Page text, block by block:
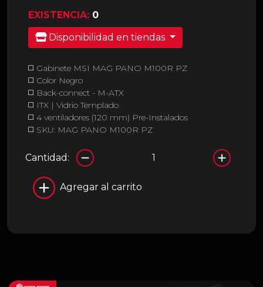
EXISTENCIA: 0
Disponibilidad en tiendas
◻️ Gabinete MSI MAG PANO M100R PZ
◻️ Color Negro
◻️ Back-connect - M-ATX
◻️ ITX | Vidrio Templado
◻️ 4 ventiladores (120 mm) Pre-Instalados
◻️ SKU: MAG PANO M100R PZ
Cantidad:
Agregar al carrito